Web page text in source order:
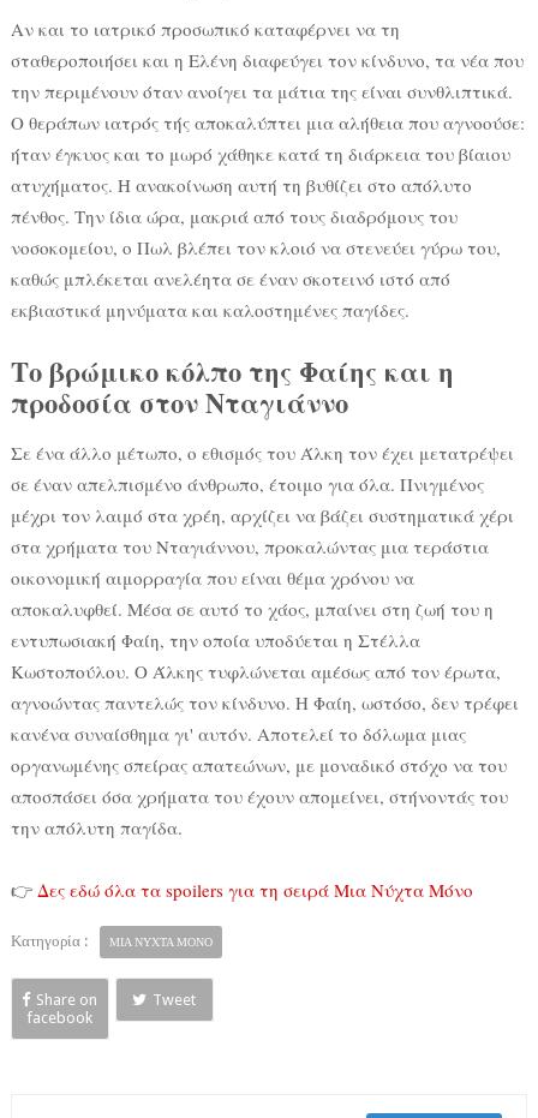
Αν και το ιατρικό προσωπικό καταφέρνει να τη
σταθεροποιήσει και η Ελένη διαφεύγει τον κίνδυνο, τα νέα που
την περιμένουν όταν ανοίγει τα μάτια της είναι συνθλιπτικά.
Ο θεράπων ιατρός τής αποκαλύπτει μια αλήθεια που αγνοούσε:
ήταν έγκυος και το μωρό χάθηκε κατά τη διάρκεια του βίαιου
ατυχήματος. Η ανακοίνωση αυτή τη βυθίζει στο απόλυτο
πένθος. Την ίδια ώρα, μακριά από τους διαδρόμους του
νοσοκομείου, ο Πωλ βλέπει τον κλοιό να στενεύει γύρω του,
καθώς μπλέκεται ανελέητα σε έναν σκοτεινό ιστό από
εκβιαστικά μηνύματα και καλοστημένες παγίδες.
Το βρώμικο κόλπο της Φαίης και η
προδοσία στον Νταγιάννο
Σε ένα άλλο μέτωπο, ο εθισμός του Άλκη τον έχει μετατρέψει
σε έναν απελπισμένο άνθρωπο, έτοιμο για όλα. Πνιγμένος
μέχρι τον λαιμό στα χρέη, αρχίζει να βάζει συστηματικά χέρι
στα χρήματα του Νταγιάννου, προκαλώντας μια τεράστια
οικονομική αιμορραγία που είναι θέμα χρόνου να
αποκαλυφθεί. Μέσα σε αυτό το χάος, μπαίνει στη ζωή του η
εντυπωσιακή Φαίη, την οποία υποδύεται η Στέλλα
Κωστοπούλου. Ο Άλκης τυφλώνεται αμέσως από τον έρωτα,
αγνοώντας παντελώς τον κίνδυνο. Η Φαίη, ωστόσο, δεν τρέφει
κανένα συναίσθημα γι' αυτόν. Αποτελεί το δόλωμα μιας
οργανωμένης σπείρας απατεώνων, με μοναδικό στόχο να του
αποσπάσει όσα χρήματα του έχουν απομείνει, στήνοντάς του
την απόλυτη παγίδα.
👉 Δες εδώ όλα τα spoilers για τη σειρά Μια Νύχτα Μόνο
Κατηγορία : ΜΙΑ ΝΥΧΤΑ ΜΟΝΟ
Share on
facebook
Tweet